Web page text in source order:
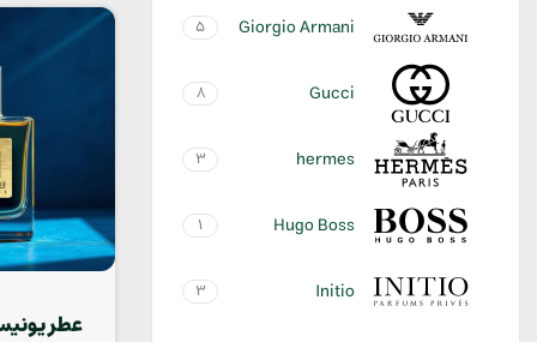
Giorgio Armani
5
Gucci
8
hermes
3
Hugo Boss
1
Initio
3